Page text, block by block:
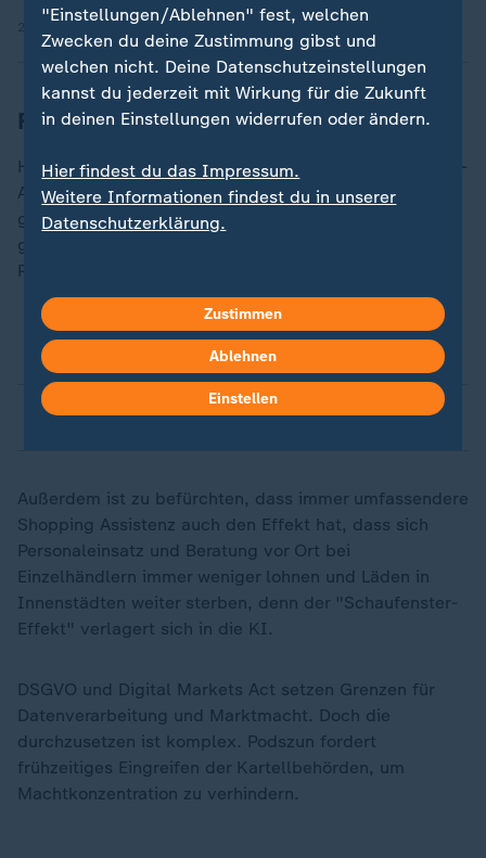
27.12.2025 | 2:01 min
Folgen für Händler und Wettbewerb
Hersteller und Händler werden abhängig davon, ob KI-
Agenten sie auswählen - oft in einer Black Box oder
gegen hohe Provisionen. Die direkte Kundenbeziehung
geht verloren. Kleine Händler riskieren Sichtbarkeit,
Plattformbetreiber stärken ihre Gatekeeper-Rolle.
DMA
Gatekeeper
Außerdem ist zu befürchten, dass immer umfassendere
Shopping Assistenz auch den Effekt hat, dass sich
Personaleinsatz und Beratung vor Ort bei
Einzelhändlern immer weniger lohnen und Läden in
Innenstädten weiter sterben, denn der "Schaufenster-
Effekt" verlagert sich in die KI.
DSGVO und Digital Markets Act setzen Grenzen für
Datenverarbeitung und Marktmacht. Doch die
durchzusetzen ist komplex. Podszun fordert
frühzeitiges Eingreifen der Kartellbehörden, um
Machtkonzentration zu verhindern.
"Einstellungen/Ablehnen" fest, welchen
Zwecken du deine Zustimmung gibst und
welchen nicht. Deine Datenschutzeinstellungen
kannst du jederzeit mit Wirkung für die Zukunft
in deinen Einstellungen widerrufen oder ändern.
Hier findest du das Impressum.
Weitere Informationen findest du in unserer
Datenschutzerklärung.
Zustimmen
Ablehnen
Einstellen